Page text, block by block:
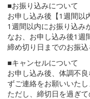
■お振り込みについて
お申し込み後【1週間以
1週間以内にお振り込み
なお、お申し込み後1週
締め切り日までのお振込
■キャンセルについて
お申し込み後、体調不
ずご連絡をお願いいたし
ただし、締切日を過ぎ